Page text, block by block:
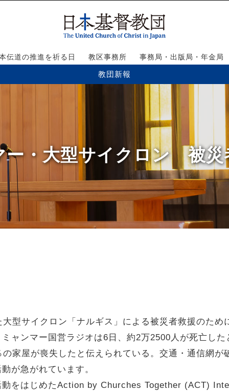
伝道の推進を祈る日 教区事務所 事務局・出版局・年金局
教団新報
ー・大型サイクロン 被災
型サイクロン「ナルギス」による被災者救援のため
ャンマー国営ラジオは6日、約2万2500人が死亡し
家屋が喪失したと伝えられている。交通・通信網が
が急がれています。
動をはじめたAction by Churches Together (ACT)